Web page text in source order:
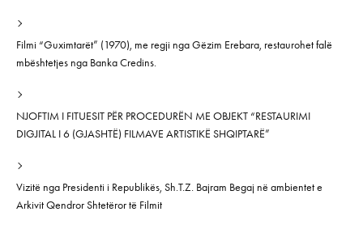
Filmi “Guximtarët” (1970), me regji nga Gëzim Erebara, restaurohet falë
mbështetjes nga Banka Credins.
NJOFTIM I FITUESIT PËR PROCEDURËN ME OBJEKT “RESTAURIMI
DIGJITAL I 6 (GJASHTË) FILMAVE ARTISTIKË SHQIPTARË”
Vizitë nga Presidenti i Republikës, Sh.T.Z. Bajram Begaj në ambientet e
Arkivit Qendror Shtetëror të Filmit